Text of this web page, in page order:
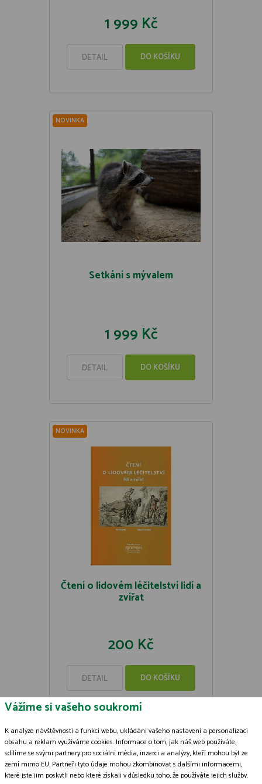
1 999 Kč
DETAIL DO KOŠÍKU
NOVINKA
Setkání s mývalem
1 999 Kč
DETAIL DO KOŠÍKU
NOVINKA
Čtení o lidovém léčitelství lidí a
zvířat
200 Kč
DETAIL DO KOŠÍKU
© 2009-2026 ČSOP Vlašim,všechna práva vyhrazena
Zásady zpracování souborů cookies
Vážíme si vašeho soukromí
K analýze návštěvnosti a funkcí webu, ukládání vašeho nastavení a personalizaci
obsahu a reklam využíváme cookies. Informace o tom, jak náš web používáte,
sdílíme se svými partnery pro sociální média, inzerci a analýzy, kteří mohou být ze
zemí mimo EU. Partneři tyto údaje mohou zkombinovat s dalšími informacemi,
které jste jim poskytli nebo které získali v důsledku toho, že používáte jejich služby.